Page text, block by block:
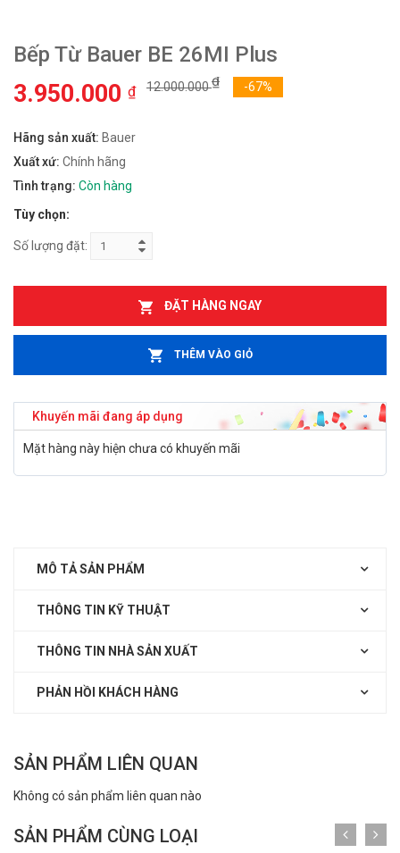
Bếp Từ Bauer BE 26MI Plus
3.950.000 ₫ 12.000.000₫ -67%
Hãng sản xuất: Bauer
Xuất xứ: Chính hãng
Tình trạng: Còn hàng
Tùy chọn:
Số lượng đặt:
ĐẶT HÀNG NGAY
THÊM VÀO GIỎ
Khuyến mãi đang áp dụng
Mặt hàng này hiện chưa có khuyến mãi
MÔ TẢ SẢN PHẨM
THÔNG TIN KỸ THUẬT
THÔNG TIN NHÀ SẢN XUẤT
PHẢN HỒI KHÁCH HÀNG
SẢN PHẨM LIÊN QUAN
Không có sản phẩm liên quan nào
SẢN PHẨM CÙNG LOẠI